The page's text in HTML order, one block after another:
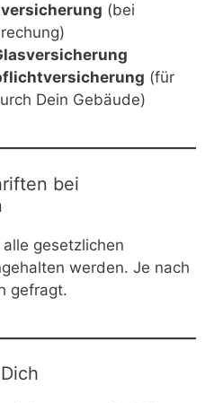
(bei
(für
Dein Gebäude)
bei
gesetzlichen
werden. Je nach
gefragt.